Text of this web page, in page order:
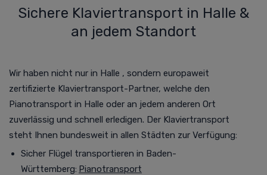
Sichere Klaviertransport in Halle &
an jedem Standort
Wir haben nicht nur in Halle , sondern europaweit
zertifizierte Klaviertransport-Partner, welche den
Pianotransport in Halle oder an jedem anderen Ort
zuverlässig und schnell erledigen. Der Klaviertransport
steht Ihnen bundesweit in allen Städten zur Verfügung:
Sicher Flügel transportieren in Baden-
Württemberg: Pianotransport